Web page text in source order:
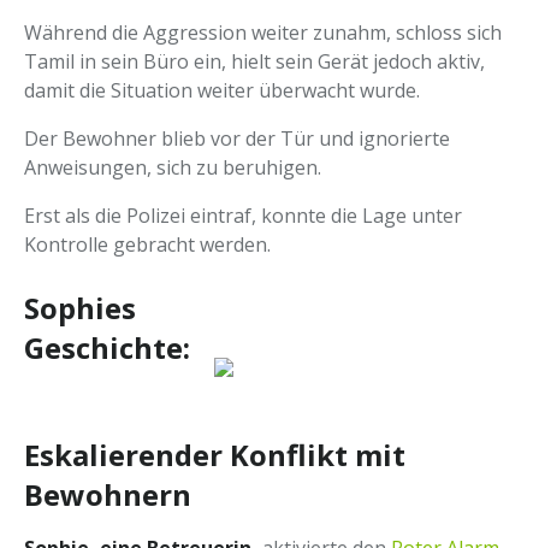
Während die Aggression weiter zunahm, schloss sich
Tamil in sein Büro ein, hielt sein Gerät jedoch aktiv,
damit die Situation weiter überwacht wurde.
Der Bewohner blieb vor der Tür und ignorierte
Anweisungen, sich zu beruhigen.
Erst als die Polizei eintraf, konnte die Lage unter
Kontrolle gebracht werden.
Sophies
Geschichte:
Eskalierender Konflikt mit
Bewohnern